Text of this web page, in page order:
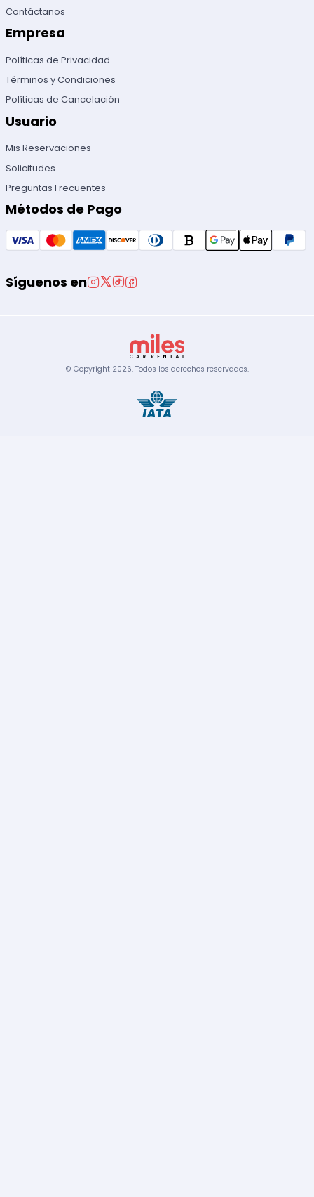
Contáctanos
Empresa
Políticas de Privacidad
Términos y Condiciones
Políticas de Cancelación
Usuario
Mis Reservaciones
Solicitudes
Preguntas Frecuentes
Métodos de Pago
Síguenos en
© Copyright 2026. Todos los derechos reservados.